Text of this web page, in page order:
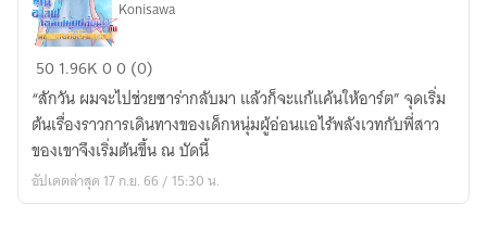
คุณ
ฮาล์ฟ
เอลฟ์
ผู้
เปลี่ยน
ไป
Konisawa
501.96K00 (0)
“สักวัน ผมจะไปช่วยซาร่ากลับมา แล้วก็จะแก้แค้นให้อาร์ต” จุดเริ่ม
ต้นเรื่องราวการเดินทางของเด็กหนุ่มผู้อ่อนแอไร้พลังเวทกับพี่สาว
ของเขาจึงเริ่มต้นขึ้น ณ บัดนี้
อัปเดตล่าสุด 17 ก.ย. 66 / 15:30 น.